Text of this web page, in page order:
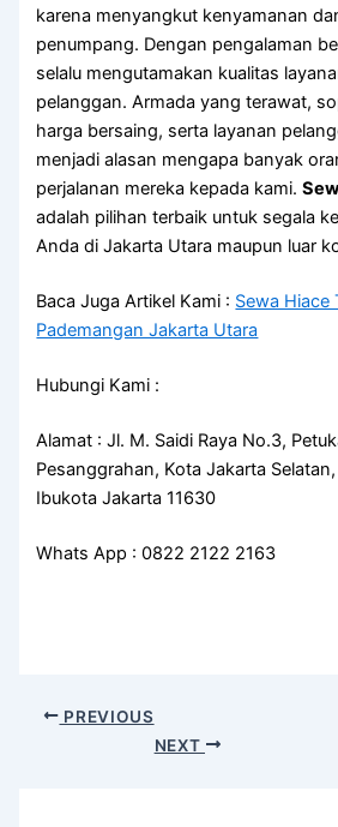
karena menyangkut kenyamanan
penumpang. Dengan pengalaman
selalu mengutamakan kualitas
pelanggan. Armada yang terawat,
harga bersaing, serta layanan
menjadi alasan mengapa banyak
perjalanan mereka kepada kami.
adalah pilihan terbaik untuk segala
Anda di Jakarta Utara maupun luar
Baca Juga Artikel Kami : Sewa Hiace
Pademangan Jakarta Utara
Hubungi Kami :
Alamat : Jl. M. Saidi Raya No.3,
Pesanggrahan, Kota Jakarta
Ibukota Jakarta 11630
Whats App : 0822 2122 2163
PREVIOUS
NEXT